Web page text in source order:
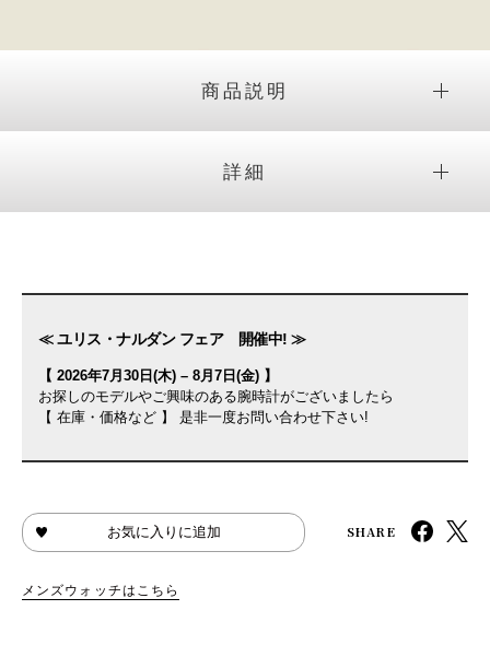
商品説明
詳細
≪ ユリス・ナルダン フェア 開催中! ≫
【 2026年7月30日(木) – 8月7日(金) 】
お探しのモデルやご興味のある腕時計がございましたら
【 在庫・価格など 】 是非一度お問い合わせ下さい!
お気に入りに追加 SHARE
メンズウォッチはこちら